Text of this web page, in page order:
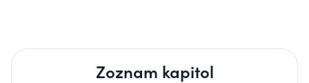
Zoznam kapitol